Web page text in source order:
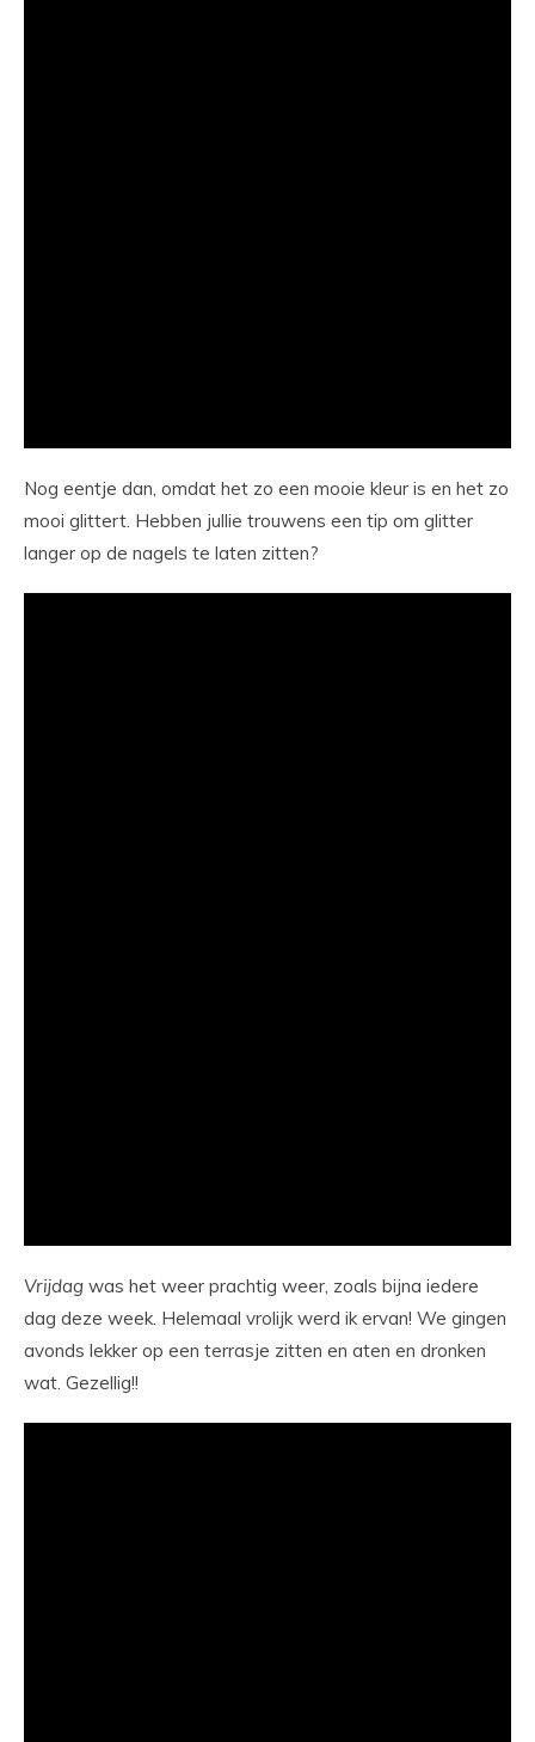
Nog eentje dan, omdat het zo een mooie kleur is en het zo
mooi glittert. Hebben jullie trouwens een tip om glitter
langer op de nagels te laten zitten?
Vrijdag was het weer prachtig weer, zoals bijna iedere
dag deze week. Helemaal vrolijk werd ik ervan! We gingen
avonds lekker op een terrasje zitten en aten en dronken
wat. Gezellig!!